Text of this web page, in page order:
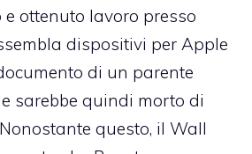
e ottenuto lavoro presso
dispositivi per Apple
di un parente
sarebbe quindi morto di
questo, il Wall